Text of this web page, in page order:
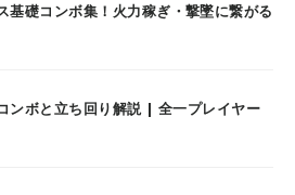
基礎コンボ集！火力稼ぎ・撃墜に繋がる
ンボと立ち回り解説 | 全一プレイヤー